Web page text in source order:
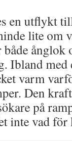
en utflykt
lite om
Ibland
varm
Den
på
inte vad